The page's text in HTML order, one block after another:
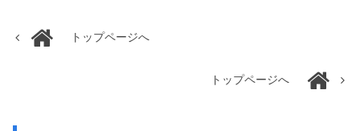
トップページへ
トップページへ